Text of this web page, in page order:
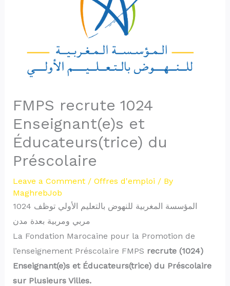
FMPS recrute 1024
Enseignant(e)s et
Éducateurs(trice) du
Préscolaire
Leave a Comment / Offres d'emploi / By
MaghrebJob
المؤسسة المغربية للنهوض بالتعليم الأولي توظف 1024
مربي ومربية بعدة مدن
La Fondation Marocaine pour la Promotion de
l’enseignement Préscolaire FMPS recrute (1024)
Enseignant(e)s et Éducateurs(trice) du Préscolaire
sur Plusieurs Villes.